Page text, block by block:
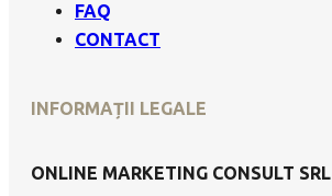
FAQ
CONTACT
INFORMAȚII LEGALE
ONLINE MARKETING CONSULT SRL